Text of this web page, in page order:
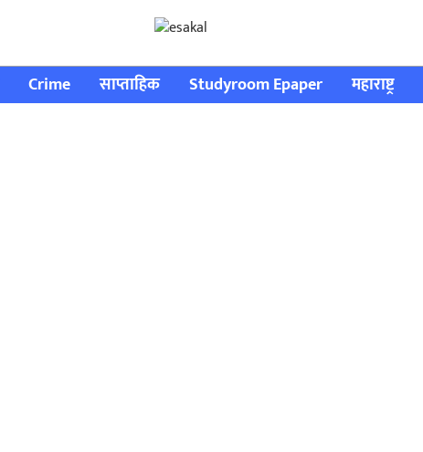
Crime साप्ताहिक Studyroom Epaper महाराष्ट्र